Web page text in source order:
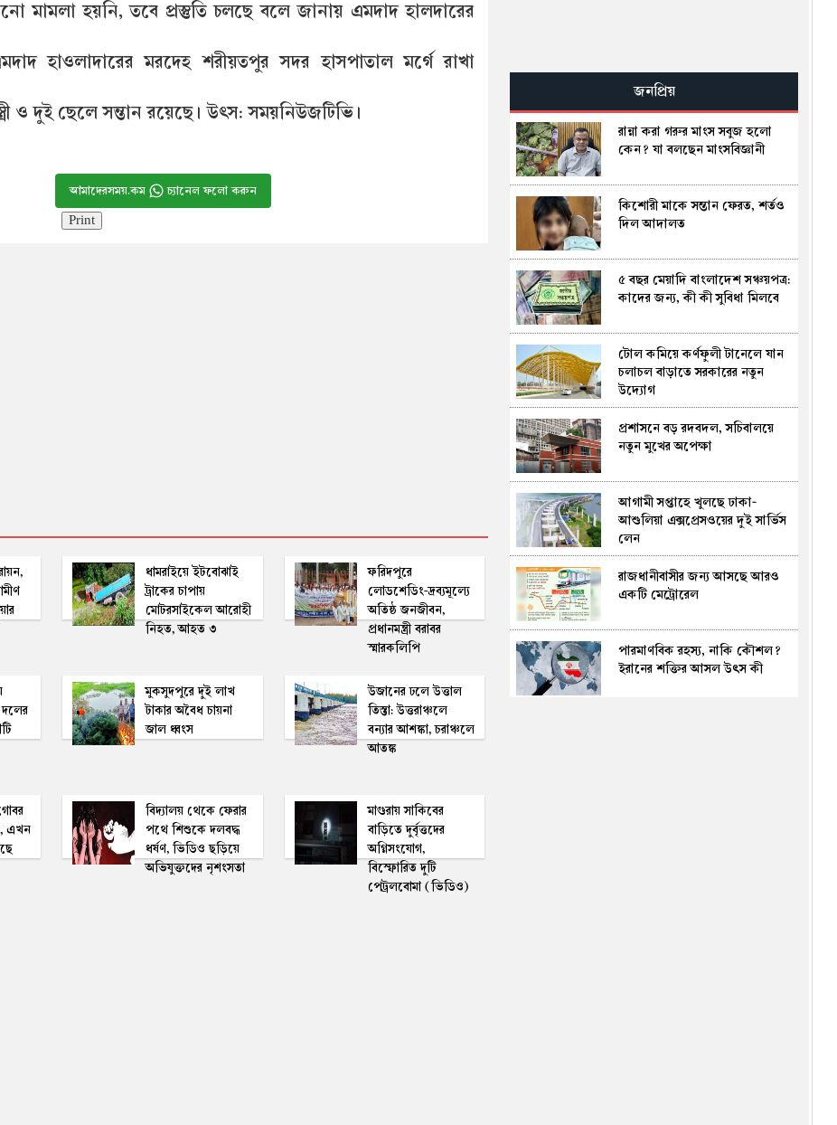
মামলা হয়নি, তবে প্রস্তুতি চলছে বলে জানায় এমদাদ হালদারের
হাওলাদারের মরদেহ শরীয়তপুর সদর হাসপাতাল মর্গে রাখা
ও দুই ছেলে সন্তান রয়েছে। উৎস: সময়নিউজটিভি।
আমাদেরসময়.কম চ্যানেল ফলো করুন
Print
ধামরাইয়ে ইটবোঝাই
ট্রাকের চাপায়
মোটরসাইকেল আরোহী
নিহত, আহত ৩
ফরিদপুরে
লোডশেডিং-দ্রব্যমূল্যে
অতিষ্ঠ জনজীবন,
প্রধানমন্ত্রী বরাবর
স্মারকলিপি
মুকসুদপুরে দুই লাখ
টাকার অবৈধ চায়না
জাল ধ্বংস
উজানের ঢলে উত্তাল
তিস্তা: উত্তরাঞ্চলে
বন্যার আশঙ্কা, চরাঞ্চলে
আতঙ্ক
এখন
বিদ্যালয় থেকে ফেরার
পথে শিশুকে দলবদ্ধ
ধর্ষণ, ভিডিও ছড়িয়ে
অভিযুক্তদের নৃশংসতা
মাগুরায় সাকিবের
বাড়িতে দুর্বৃত্তদের
অগ্নিসংযোগ,
বিস্ফোরিত দুটি
পেট্রলবোমা (ভিডিও)
মৃত্যু, অলৌকিকভাবে বেঁচে গেল
অনাগত শিশু!
পুলিশের ৭ কর্মকর্তাকে বদলি
অপরিকল্পিত নগরায়ন, গাছ কাটা
এবং গ্রামীণ পরিবেশ নষ্ট হওয়ার
ধামরাইয়ে ইটবোঝাই ট্রাকের চাপায়
মোটরসাইকেল আরোহী নিহত,
তনু হত্যা: সাবেক সেনাসদস্য
হাফিজুরের জামিন বাতিল,
আত্মসমর্পণের নির্দেশ
ফরিদপুরে লোডশেডিং-দ্রব্যমূল্যে
অতিষ্ঠ জনজীবন, প্রধানমন্ত্রী বরাবর
‘জুলাইয়ের বিজয় কোনো ব্যক্তি বা
দলের নয়, এটি ১৮ কোটি মানুষের
বিজয়’ : পররাষ্ট্র প্রতিমন্ত্রী
প্রথম শ্রেণিতে ভর্তি লটারিতেই,
দ্বিতীয় থেকে নবম শ্রেণিতে হবে
মুকসুদপুরে দুই লাখ টাকার অবৈধ
চায়না জাল ধ্বংস
জনপ্রিয়
রান্না করা গরুর মাংস সবুজ হলো
কেন? যা বলছেন মাংসবিজ্ঞানী
কিশোরী মাকে সন্তান ফেরত, শর্তও
দিল আদালত
৫ বছর মেয়াদি বাংলাদেশ সঞ্চয়পত্র:
কাদের জন্য, কী কী সুবিধা মিলবে
টোল কমিয়ে কর্ণফুলী টানেলে যান
চলাচল বাড়াতে সরকারের নতুন
উদ্যোগ
প্রশাসনে বড় রদবদল, সচিবালয়ে
নতুন মুখের অপেক্ষা
আগামী সপ্তাহে খুলছে ঢাকা-
আশুলিয়া এক্সপ্রেসওয়ের দুই সার্ভিস
লেন
রাজধানীবাসীর জন্য আসছে আরও
একটি মেট্রোরেল
পারমাণবিক রহস্য, নাকি কৌশল?
ইরানের শক্তির আসল উৎস কী